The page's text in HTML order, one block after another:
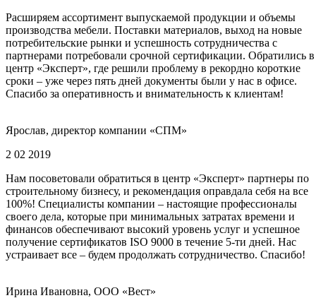
Расширяем ассортимент выпускаемой продукции и объемы
производства мебели. Поставки материалов, выход на новые
потребительские рынки и успешность сотрудничества с
партнерами потребовали срочной сертификации. Обратились в
центр «Эксперт», где решили проблему в рекордно короткие
сроки – уже через пять дней документы были у нас в офисе.
Спасибо за оперативность и внимательность к клиентам!
Ярослав, директор компании «СПМ»
2 02 2019
Нам посоветовали обратиться в центр «Эксперт» партнеры по
строительному бизнесу, и рекомендация оправдала себя на все
100%! Специалисты компании – настоящие профессионалы
своего дела, которые при минимальных затратах времени и
финансов обеспечивают высокий уровень услуг и успешное
получение сертификатов ISO 9000 в течение 5-ти дней. Нас
устраивает все – будем продолжать сотрудничество. Спасибо!
Ирина Ивановна, ООО «Вест»